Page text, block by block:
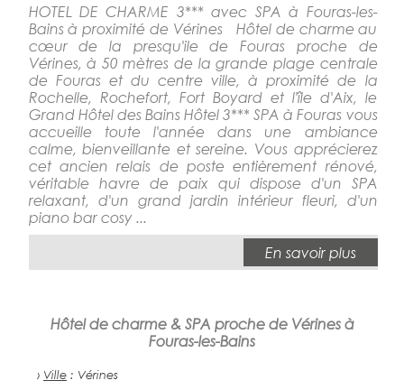
HOTEL DE CHARME 3*** avec SPA à Fouras-les-
Bains à proximité de Vérines Hôtel de charme au
cœur de la presqu'ile de Fouras proche de
Vérines, à 50 mètres de la grande plage centrale
de Fouras et du centre ville, à proximité de la
Rochelle, Rochefort, Fort Boyard et l'île d'Aix, le
Grand Hôtel des Bains Hôtel 3*** SPA à Fouras vous
accueille toute l'année dans une ambiance
calme, bienveillante et sereine. Vous apprécierez
cet ancien relais de poste entièrement rénové,
véritable havre de paix qui dispose d'un SPA
relaxant, d'un grand jardin intérieur fleuri, d'un
piano bar cosy ...
En savoir plus
Hôtel de charme & SPA proche de Vérines à
Fouras-les-Bains
› Ville : Vérines